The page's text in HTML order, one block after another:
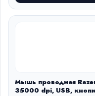
Мышь проводная
35000 dpi, USB,